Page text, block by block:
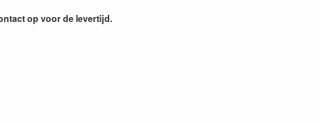
op voor de levertijd.